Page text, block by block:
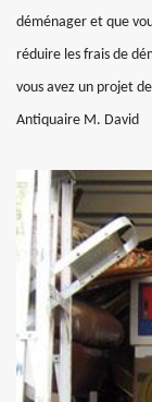
déménager et que
réduire les frais de
vous avez un projet
Antiquaire M. David